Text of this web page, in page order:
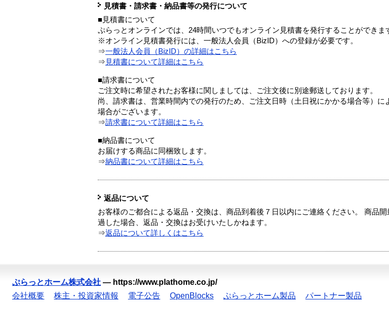
見積書・請求書・納品書等の発行について
■見積書について
ぷらっとオンラインでは、24時間いつでもオンライン見積書を発行することができま
※オンライン見積書発行には、一般法人会員（BizID）への登録が必要です。
⇒一般法人会員（BizID）の詳細はこちら
⇒ 見積書について詳細はこちら
■請求書について
ご注文時に希望されたお客様に関しましては、ご注文後に別途郵送しております。
尚、請求書は、営業時間内での発行のため、ご注文日時（土日祝にかかる場合等）に
場合がございます。
⇒請求書について詳細はこちら
■納品書について
お届けする商品に同梱致します。
⇒納品書について詳細はこちら
返品について
お客様のご都合による返品・交換は、商品到着後７日以内にご連絡ください。 商品
過した場合、返品・交換はお受けいたしかねます。
⇒返品について詳しくはこちら
ぷらっとホーム株式会社 — https://www.plathome.co.jp/
会社概要
株主・投資家情報 電子公告 OpenBlocks ぷらっとホーム製品 パートナー製品